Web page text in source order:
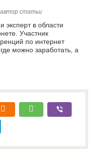
статьи
эксперт в области
Участник
по интернет
можно заработать, а